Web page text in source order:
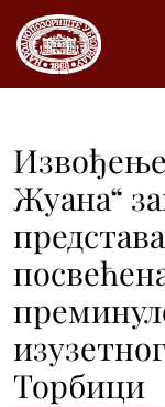
Жуана“
Торбици